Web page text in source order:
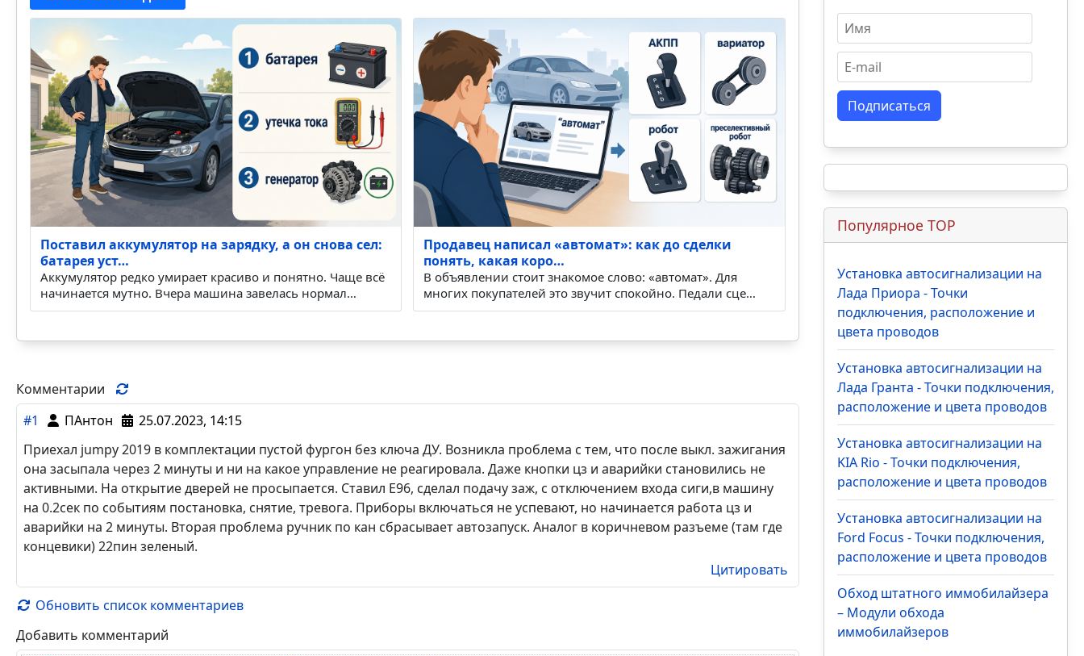
Поставил аккумулятор на зарядку, а он снова сел:
батарея уст…
Аккумулятор редко умирает красиво и понятно. Чаще всё
начинается мутно. Вчера машина завелась нормал…
Продавец написал «автомат»: как до сделки
понять, какая коро…
В объявлении стоит знакомое слово: «автомат». Для
многих покупателей это звучит спокойно. Педали сце…
Комментарии
#1
ПАнтон
25.07.2023, 14:15
Приехал jumpy 2019 в комплектации пустой фургон без ключа ДУ. Возникла проблема с тем, что после выкл. зажигания
она засыпала через 2 минуты и ни на какое управление не реагировала. Даже кнопки цз и аварийки становились не
активными. На открытие дверей не просыпается. Ставил E96, сделал подачу заж, с отключением входа сиги,в машину
на 0.2сек по событиям постановка, снятие, тревога. Приборы включаться не успевают, но начинается работа цз и
аварийки на 2 минуты. Вторая проблема ручник по кан сбрасывает автозапуск. Аналог в коричневом разъеме (там где
концевики) 22пин зеленый.
Цитировать
Обновить список комментариев
Добавить комментарий
Подписаться
Популярное TOP
Установка автосигнализации на
Лада Приора - Точки
подключения, расположение и
цвета проводов
Установка автосигнализации на
Лада Гранта - Точки подключения,
расположение и цвета проводов
Установка автосигнализации на
KIA Rio - Точки подключения,
расположение и цвета проводов
Установка автосигнализации на
Ford Focus - Точки подключения,
расположение и цвета проводов
Обход штатного иммобилайзера
– Модули обхода
иммобилайзеров